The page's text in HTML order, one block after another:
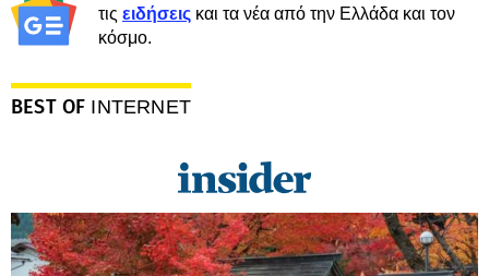
τις ειδήσεις και τα νέα από την Ελλάδα και τον
κόσμο.
BEST OF INTERNET